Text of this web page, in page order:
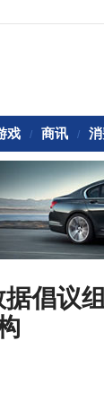
戏 / 商讯 /
倡议